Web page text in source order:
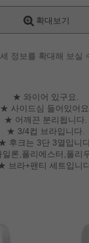
확대보기
정보를 확대해 보실
★ 와이어 있구요.
★ 사이드심 들어있어
★ 어깨끈 분리됩니다.
★ 3/4컵 브라입니다.
★ 후크는 3단 3열입니
론,폴리에스터,폴리
브라+팬티 세트입니